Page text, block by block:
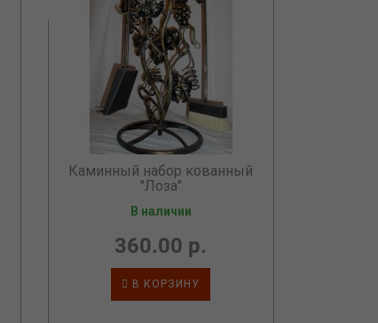
Каминный набор кованный
"Лоза"
В наличии
360.00 р.
В КОРЗИНУ